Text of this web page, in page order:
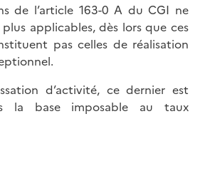
de l’article 163-0 A du CGI ne
applicables, dès lors que ces
pas celles de réalisation
d’activité, ce dernier est
la base imposable au taux